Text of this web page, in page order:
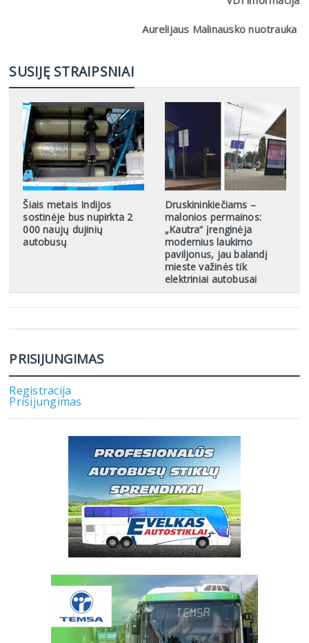
Aurelijaus Malinausko nuotrauka
SUSIJĘ STRAIPSNIAI
Šiais metais Indijos
sostinėje bus nupirkta 2
000 naujų dujinių
autobusų
Druskininkiečiams –
malonios permainos:
„Kautra“ įrenginėja
modernius laukimo
paviljonus, jau balandį
mieste važinės tik
elektriniai autobusai
PRISIJUNGIMAS
Registracija
Prisijungimas